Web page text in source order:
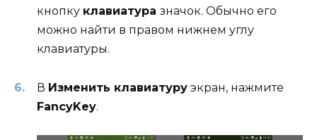
кнопку клавиатура значок. Обычно его
можно найти в правом нижнем углу
клавиатуры.
В Изменить клавиатуру экран, нажмите
FancyKey.